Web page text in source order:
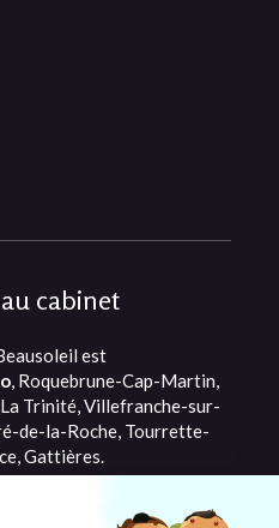
cabinet
est
, Roquebrune-Cap-Martin,
Trinité, Villefranche-sur-
de-la-Roche, Tourrette-
Gattières.